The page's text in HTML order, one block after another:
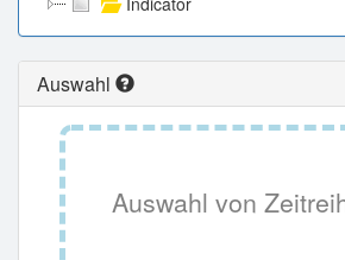
Auswahl
Auswahl von